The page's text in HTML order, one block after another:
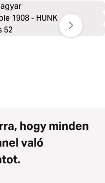
1908 - HUNK
52
hogy minden
való